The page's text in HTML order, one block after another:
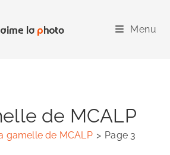
Menu
de MCALP
gamelle de MCALP > Page 3